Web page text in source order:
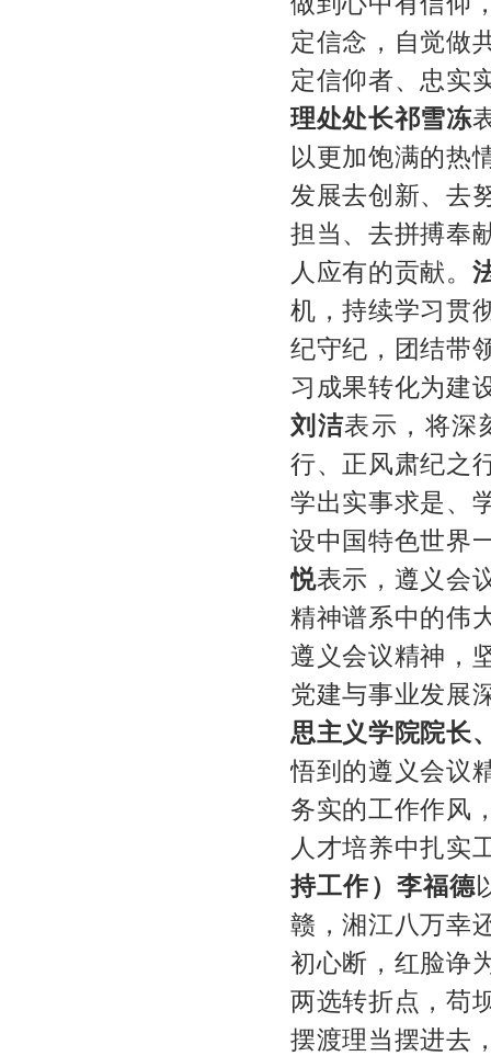
定信念，自觉做
定信仰者、忠实
理处处长祁雪冻
以更加饱满的热
发展去创新、去
担当、去拼搏奉
人应有的贡献。
机，持续学习贯
纪守纪，团结带
习成果转化为建
刘洁表示，将深
行、正风肃纪之
学出实事求是、
设中国特色世界
悦表示，遵义会
精神谱系中的伟
遵义会议精神，
党建与事业发展
思主义学院院长
悟到的遵义会议
务实的工作作风
人才培养中扎实
持工作）李福德
赣，湘江八万幸
初心断，红脸诤
两选转折点，苟
摆渡理当摆进去